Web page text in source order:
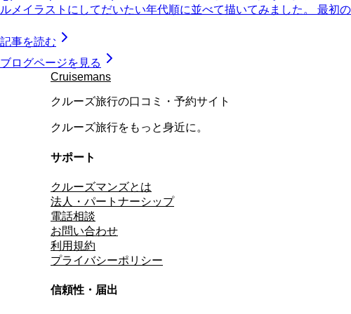
ルメイラストにしてだいたい年代順に並べて描いてみました。 最
記事を読む
ブログページを見る
Cruisemans
クルーズ旅行の口コミ・予約サイト
クルーズ旅行をもっと身近に。
サポート
クルーズマンズとは
法人・パートナーシップ
電話相談
お問い合わせ
利用規約
プライバシーポリシー
信頼性・届出